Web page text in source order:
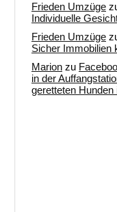
Frieden Umzüge
Individuelle
Frieden Umzüge
Sicher Immobilien
Marion zu
in der
geretteten Hunden